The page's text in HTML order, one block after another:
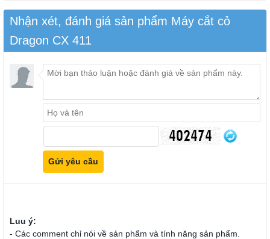
Nhận xét, đánh giá sản phẩm Máy cắt cỏ
Dragon CX 411
Luu ý:
- Các comment chỉ nói về sản phẩm và tính năng sản phẩm.